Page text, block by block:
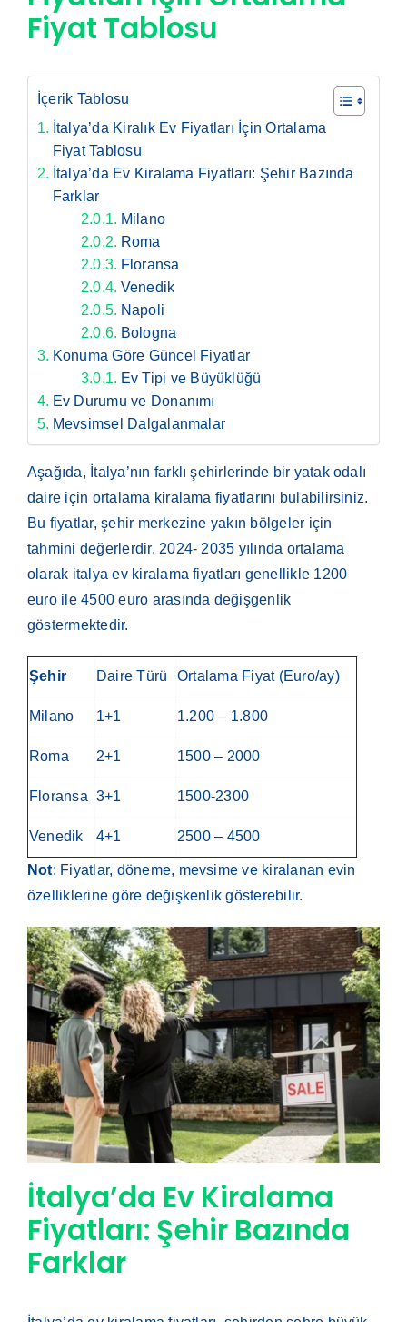
Fiyat Tablosu
İçerik Tablosu
İtalya’da Kiralık Ev Fiyatları İçin Ortalama
Fiyat Tablosu
İtalya’da Ev Kiralama Fiyatları: Şehir Bazında
Farklar
Milano
Roma
Floransa
Venedik
Napoli
Bologna
Konuma Göre Güncel Fiyatlar
Ev Tipi ve Büyüklüğü
Ev Durumu ve Donanımı
Mevsimsel Dalgalanmalar
Aşağıda, İtalya’nın farklı şehirlerinde bir yatak odalı
daire için ortalama kiralama fiyatlarını bulabilirsiniz.
Bu fiyatlar, şehir merkezine yakın bölgeler için
tahmini değerlerdir. 2024- 2035 yılında ortalama
olarak italya ev kiralama fiyatları genellikle 1200
euro ile 4500 euro arasında değişgenlik
göstermektedir.
Şehir Daire Türü Ortalama Fiyat (Euro/ay)
Milano 1+1 1.200 – 1.800
Roma 2+1 1500 – 2000
Floransa 3+1 1500-2300
Venedik 4+1 2500 – 4500
Not: Fiyatlar, döneme, mevsime ve kiralanan evin
özelliklerine göre değişkenlik gösterebilir.
İtalya’da Ev Kiralama
Fiyatları: Şehir Bazında
Farklar